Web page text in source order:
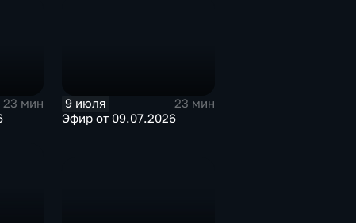
23 мин
9 июля
23 мин
Эфир от 09.07.2026